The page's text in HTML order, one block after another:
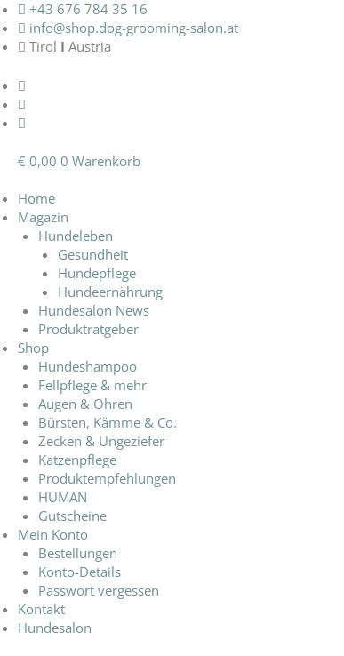
Zum
Inhalt
springen
+43 676 784 35 16‬
info@shop.dog-grooming-salon.at
Tirol I Austria
€ 0,00 0 Warenkorb
Home
Magazin
Hundeleben
Gesundheit
Hundepflege
Hundeernährung
Hundesalon News
Produktratgeber
Shop
Hundeshampoo
Fellpflege & mehr
Augen & Ohren
Bürsten, Kämme & Co.
Zecken & Ungeziefer
Katzenpflege
Produktempfehlungen
HUMAN
Gutscheine
Mein Konto
Bestellungen
Konto-Details
Passwort vergessen
Kontakt
Hundesalon